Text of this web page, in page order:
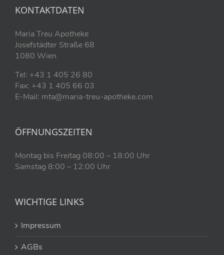
KONTAKTDATEN
Maria Treu Apotheke
Josefstädter Straße 68
1080 Wien
Tel: +43 1 405 26 80
Fax: +43 1 405 66 03
E-Mail: mta@maria-treu-apotheke.com
ÖFFNUNGSZEITEN
Montag bis Freitag 08:00 – 18:00 Uhr
Samstag 8:00 – 12:00 Uhr
WICHTIGE LINKS
Impressum
AGBs